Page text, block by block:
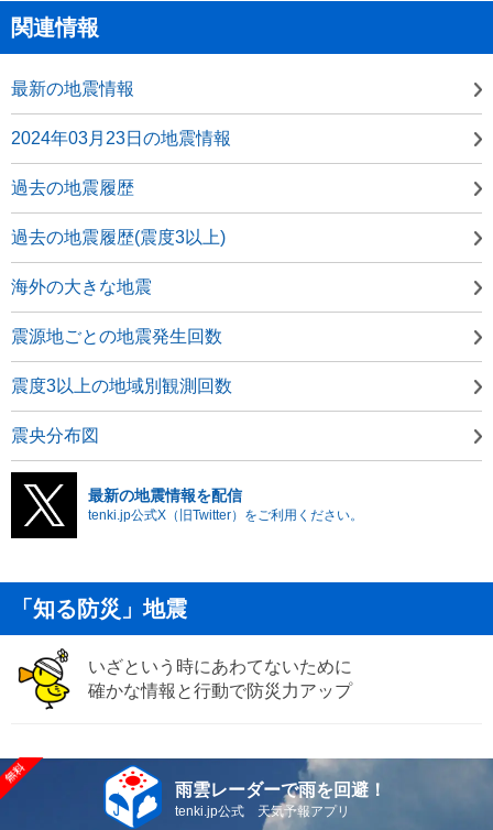
関連情報
最新の地震情報
2024年03月23日の地震情報
過去の地震履歴
過去の地震履歴(震度3以上)
海外の大きな地震
震源地ごとの地震発生回数
震度3以上の地域別観測回数
震央分布図
最新の地震情報を配信
tenki.jp公式X（旧Twitter）をご利用ください。
「知る防災」地震
いざという時にあわてないために
確かな情報と行動で防災力アップ
雨雲レーダーで雨を回避！
tenki.jp公式 天気予報アプリ